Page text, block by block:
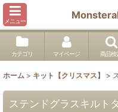
メニュー
カテゴリ マイページ 商品検
ホーム > キット【クリスマス】 >
ステンドグラスキルト